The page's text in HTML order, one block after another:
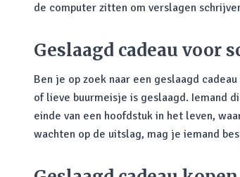
de computer zitten om verslagen
Geslaagd cadeau voor
Ben je op zoek naar een geslaagd
of lieve buurmeisje is geslaagd. Iemand
einde van een hoofdstuk in het leven,
wachten op de uitslag, mag je iemand